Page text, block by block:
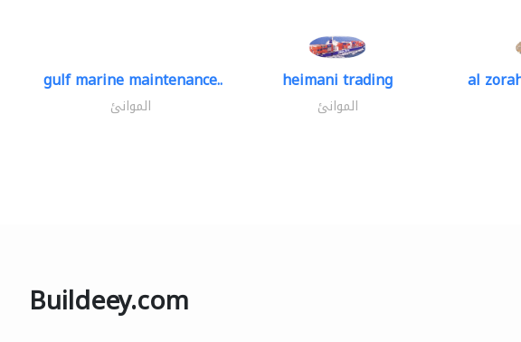
gulf marine maintenance..
الموانئ
heimani trading
الموانئ
al
Buildeey.com